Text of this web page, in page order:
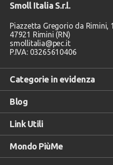
Categorie in evidenza
Blog
Link Utili
Mondo PiùMe
Smoll Italia S.r.l.
Piazzetta Gregorio da Rimini, 1
47921 Rimini (RN)
smollitalia@pec.it
P.IVA: 03265610406